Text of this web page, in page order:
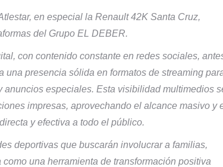
en especial la Renault 42K Santa Cruz,
del Grupo EL DEBER.
con contenido constante en redes sociales,
presencia sólida en formatos de streaming
especiales. Esta visibilidad multimedios
impresas, aprovechando el alcance masivo y
y efectiva a todo el público.
deportivas que buscarán involucrar a familias,
una herramienta de transformación positiva